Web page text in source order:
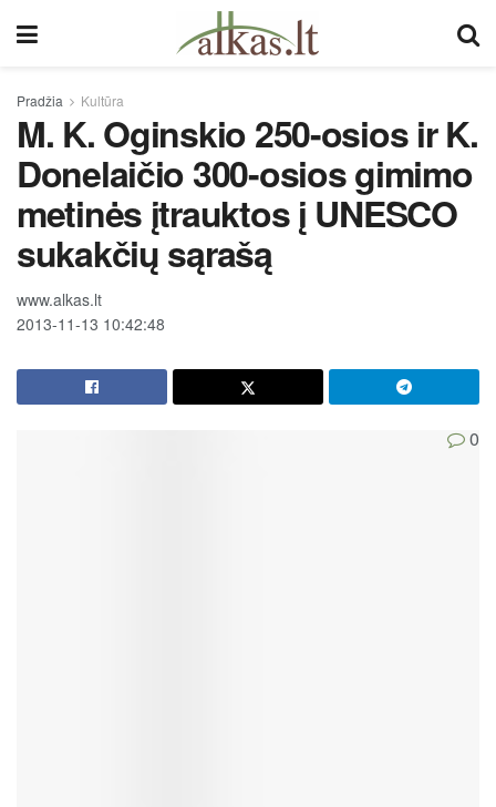
Pradžia Kultūra
M. K. Oginskio 250-osios ir K.
Donelaičio 300-osios gimimo
metinės įtrauktos į UNESCO
sukakčių sąrašą
www.alkas.lt
2013-11-13 10:42:48
0